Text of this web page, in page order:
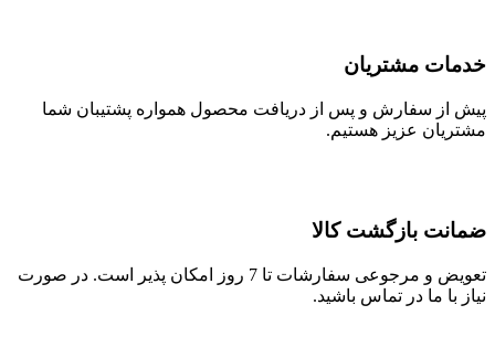
خدمات مشتریان
پیش از سفارش و پس از دریافت محصول همواره پشتیبان شما
مشتریان عزیز هستیم.
ضمانت بازگشت کالا
تعویض و مرجوعی سفارشات تا 7 روز امکان پذیر است. در صورت
نیاز با ما در تماس باشید.